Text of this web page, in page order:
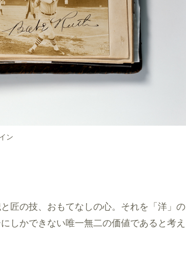
ン
匠の技、おもてなしの心。それを「洋」の
しかできない唯一無二の価値であると考え